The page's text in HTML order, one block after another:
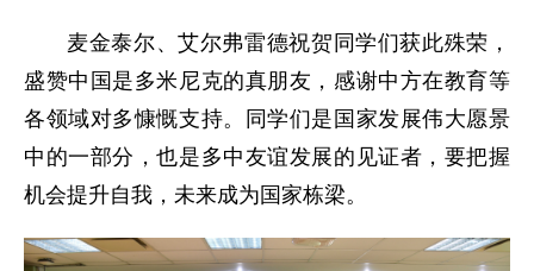
麦金泰尔、艾尔弗雷德祝贺同学们获此殊荣，
盛赞中国是多米尼克的真朋友，感谢中方在教育等
各领域对多慷慨支持。同学们是国家发展伟大愿景
中的一部分，也是多中友谊发展的见证者，要把握
机会提升自我，未来成为国家栋梁。